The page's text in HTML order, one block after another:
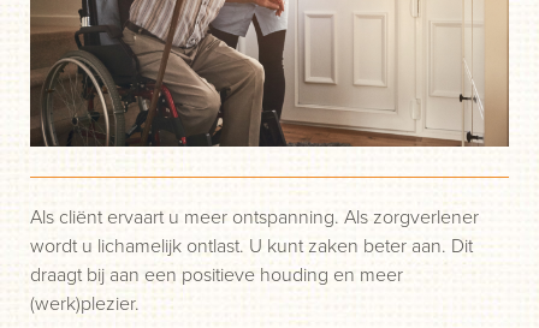
Als cliënt ervaart u meer ontspanning. Als zorgverlener
wordt u lichamelijk ontlast. U kunt zaken beter aan. Dit
draagt bij aan een positieve houding en meer
(werk)plezier.